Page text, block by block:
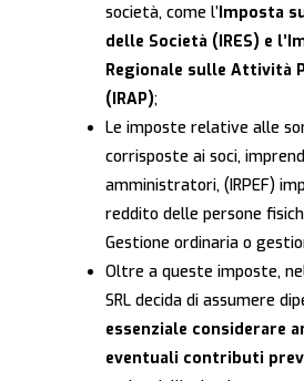
società, come l’Imposta
delle Società (IRES) e
Regionale sulle Attività
(IRAP);
Le imposte relative alle
corrisposte ai soci,
amministratori, (IRPEF)
reddito delle persone
Gestione ordinaria o
Oltre a queste imposte,
SRL decida di assumere
essenziale considerare
eventuali contributi